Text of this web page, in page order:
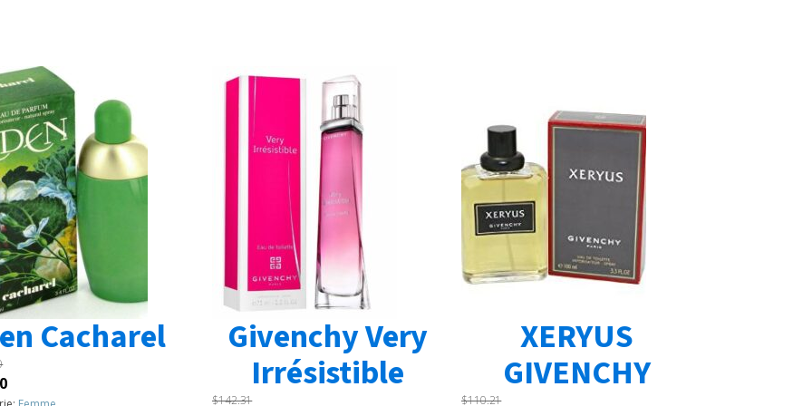
Cacharel
Le
Givenchy Very
Irrésistible
$142.31
XERYUS
GIVENCHY
$110.21